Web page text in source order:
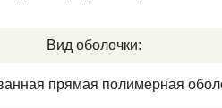
Вид оболочки:
прямая полимерная